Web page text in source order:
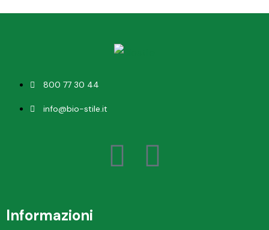
800 77 30 44
info@bio-stile.it
Informazioni